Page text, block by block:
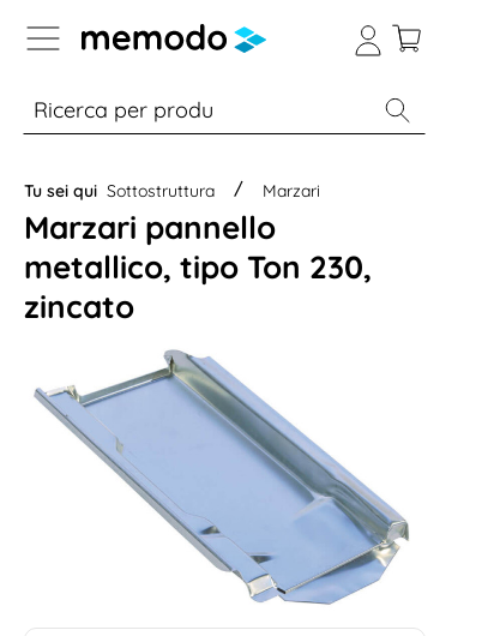
Skip to B2B platform navigation
% Sale Moduli
Tu sei qui Sottostruttura Marzari
Marzari pannello
metallico, tipo Ton 230,
zincato